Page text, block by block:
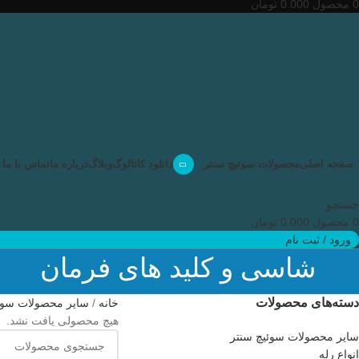
0 محصول 0.000 تومان
صفحه اصلیمحصولات سوئیچ سنتر دانلود کاتالوگوبلاگدرباره ماتماس با ما
جستجو
0 محصول 0.000 تومان
ورود / ثبت نام
شاسی و کلید های فرمان
دسته‌های محصولات
سایر محصولات سوئیچ سنتر
انواع رله
خانه سایر محصولات
هیچ محصولی یافت نشد.